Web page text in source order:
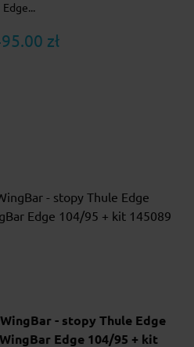
Edge...
zł
- stopy Thule Edge
Edge 104/95 + kit